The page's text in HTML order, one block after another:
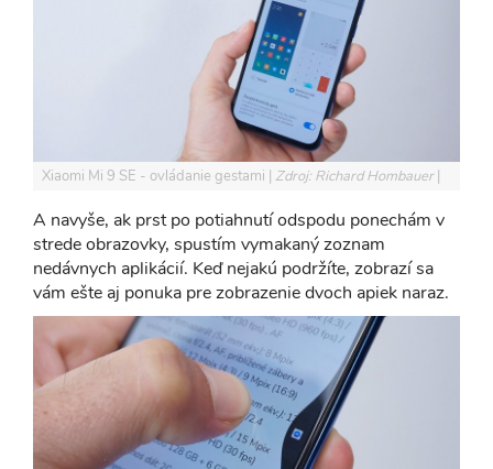
Xiaomi Mi 9 SE - ovládanie gestami Zdroj: Richard Hombauer
A navyše, ak prst po potiahnutí odspodu ponechám v
strede obrazovky, spustím vymakaný zoznam
nedávnych aplikácií. Keď nejakú podržíte, zobrazí sa
vám ešte aj ponuka pre zobrazenie dvoch apiek naraz.